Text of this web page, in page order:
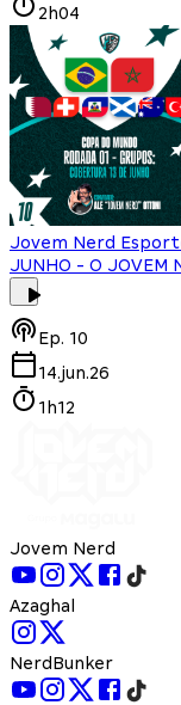
2h04
Jovem Nerd
JUNHO - O JOVEM
Ep. 10
14.jun.26
1h12
Jovem Nerd
Azaghal
NerdBunker